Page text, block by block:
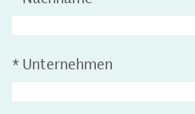
* Unternehmen